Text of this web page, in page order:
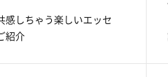
感しちゃう楽しいエッセ
紹介